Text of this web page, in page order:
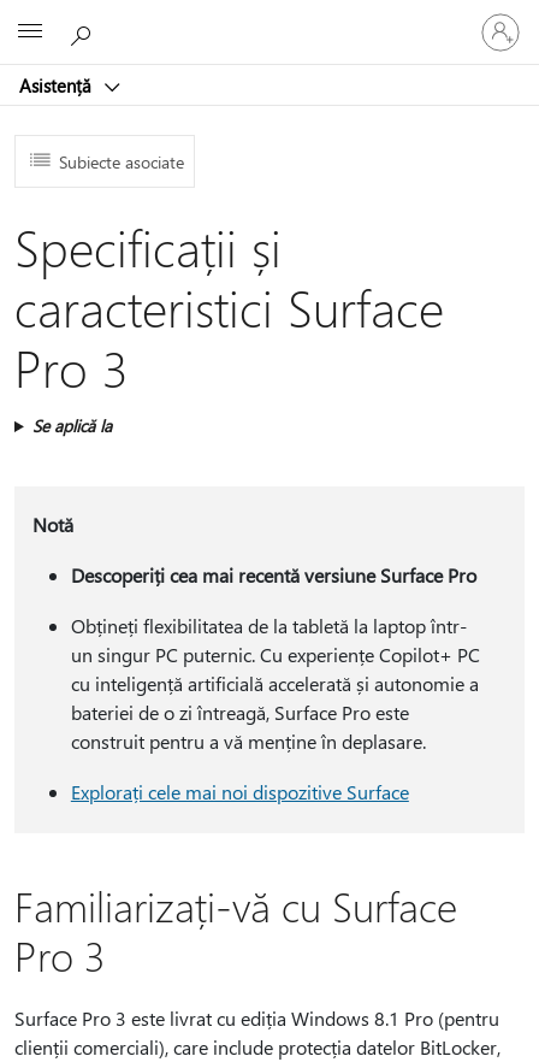
Asistență
vă
la
dvs.
Subiecte asociate
Specificații și
caracteristici Surface
Pro 3
Se aplică la
Notă
Descoperiți cea mai recentă versiune Surface Pro
Obțineți flexibilitatea de la tabletă la laptop într-
un singur PC puternic. Cu experiențe Copilot+ PC
cu inteligență artificială accelerată și autonomie a
bateriei de o zi întreagă, Surface Pro este
construit pentru a vă menține în deplasare.
Explorați cele mai noi dispozitive Surface
Familiarizați-vă cu Surface
Pro 3
Surface Pro 3 este livrat cu ediția Windows 8.1 Pro (pentru
clienții comerciali), care include protecția datelor BitLocker,